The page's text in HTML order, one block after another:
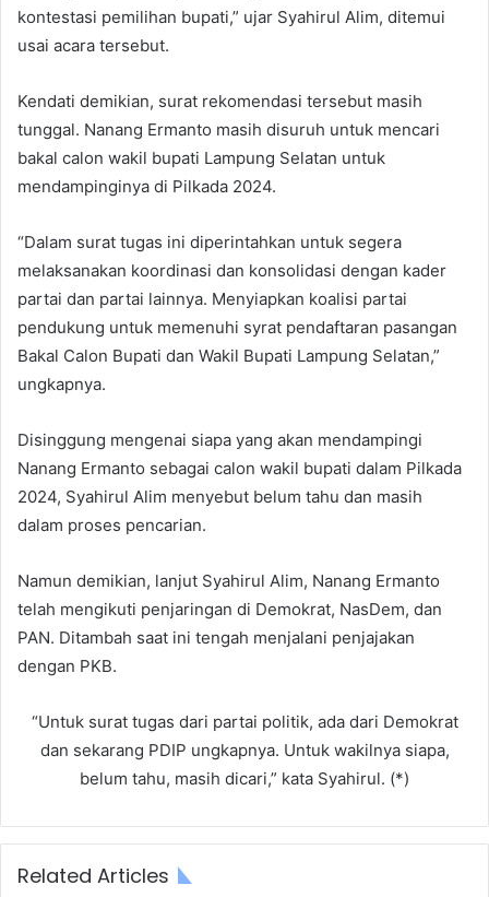
kontestasi pemilihan bupati,” ujar Syahirul Alim, ditemui
usai acara tersebut.
Kendati demikian, surat rekomendasi tersebut masih
tunggal. Nanang Ermanto masih disuruh untuk mencari
bakal calon wakil bupati Lampung Selatan untuk
mendampinginya di Pilkada 2024.
“Dalam surat tugas ini diperintahkan untuk segera
melaksanakan koordinasi dan konsolidasi dengan kader
partai dan partai lainnya. Menyiapkan koalisi partai
pendukung untuk memenuhi syrat pendaftaran pasangan
Bakal Calon Bupati dan Wakil Bupati Lampung Selatan,”
ungkapnya.
Disinggung mengenai siapa yang akan mendampingi
Nanang Ermanto sebagai calon wakil bupati dalam Pilkada
2024, Syahirul Alim menyebut belum tahu dan masih
dalam proses pencarian.
Namun demikian, lanjut Syahirul Alim, Nanang Ermanto
telah mengikuti penjaringan di Demokrat, NasDem, dan
PAN. Ditambah saat ini tengah menjalani penjajakan
dengan PKB.
“Untuk surat tugas dari partai politik, ada dari Demokrat
dan sekarang PDIP ungkapnya. Untuk wakilnya siapa,
belum tahu, masih dicari,” kata Syahirul. (*)
Related Articles